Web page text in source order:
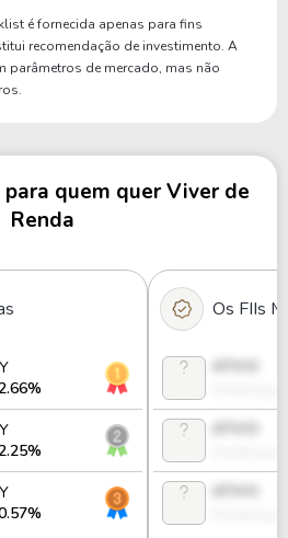
é fornecida apenas para fins
recomendação de investimento. A
parâmetros de mercado, mas não
quem quer Viver de
Renda
Os FIIs